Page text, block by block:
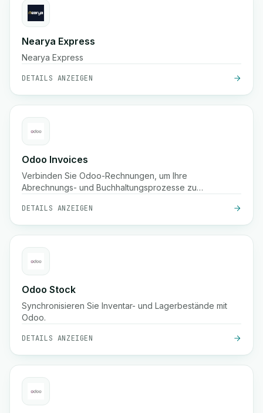
Nearya Express
Nearya Express
DETAILS ANZEIGEN
Odoo Invoices
Verbinden Sie Odoo-Rechnungen, um Ihre
Abrechnungs- und Buchhaltungsprozesse zu
DETAILS ANZEIGEN
Odoo Stock
Synchronisieren Sie Inventar- und Lagerbestände mit
Odoo.
DETAILS ANZEIGEN